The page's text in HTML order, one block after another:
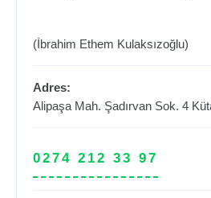
(İbrahim Ethem Kulaksızoğlu)
Adres:
Alipaşa Mah. Şadırvan Sok. 4
0274 212 33 97